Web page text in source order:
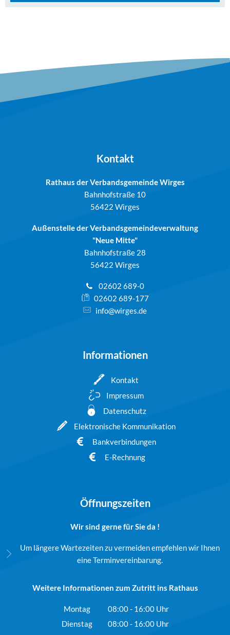
Kontakt
Rathaus der Verbandsgemeinde Wirges
Bahnhofstraße 10
56422 Wirges
Außenstelle der Verbandsgemeindeverwaltung
"Neue Mitte"
Bahnhofstraße 28
56422 Wirges
02602 689-0
02602 689-177
info@wirges.de
Informationen
Kontakt
Impressum
Datenschutz
Elektronische Kommunikation
Bankverbindungen
E-Rechnung
Öffnungszeiten
Wir sind gerne für Sie da !
Um längere Wartezeiten zu vermeiden empfehlen wir Ihnen
eine Terminvereinbarung.
Weitere Informationen zum Zutritt ins Rathaus
Montag 08:00- 16:00Uhr
Von 08:00 bis 16:00 Uhr
Dienstag 08:00- 16:00Uhr